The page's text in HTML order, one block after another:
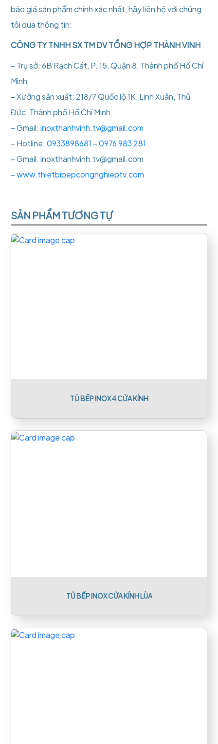
báo giá sản phẩm chính xác nhất, hãy liên hệ với chúng
tôi qua thông tin:
CÔNG TY TNHH SX TM DV TỔNG HỢP THÀNH VINH
– Trụ sở: 6B Rạch Cát, P. 15, Quận 8, Thành phố Hồ Chí
Minh
– Xưởng sản xuất: 218/7 Quốc lộ 1K, Linh Xuân, Thủ
Đức, Thành phố Hồ Chí Minh
– Gmail: inoxthanhvinh.tv@gmail.com
– Hotline: 0933898681 –0976 983 281
– Gmail: inoxthanhvinh.tv@gmail.com
–www.thietbibepcongnghieptv.com
SẢN PHẨM TƯƠNG TỰ
TỦ BẾP INOX 4 CỬA KÍNH
TỦ BẾP INOX CỬA KÍNH LÙA